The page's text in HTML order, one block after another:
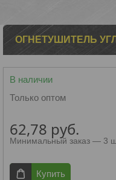
ОГНЕТУШИТЕЛЬ
В наличии
Только оптом
62,78 руб.
Минимальный заказ — 3
Купить